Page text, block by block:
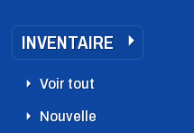
INVENTAIRE
Voir tout
Nouvelle